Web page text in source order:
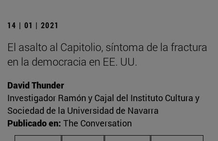
14 | 01 | 2021
El asalto al Capitolio, síntoma de la fractura
en la democracia en EE. UU.
David Thunder
Investigador Ramón y Cajal del Instituto Cultura y
Sociedad de la Universidad de Navarra
Publicado en: The Conversation